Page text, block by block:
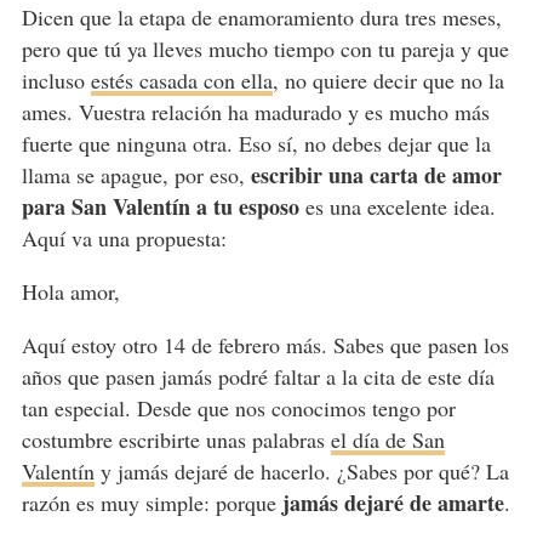
Dicen que la etapa de enamoramiento dura tres meses,
pero que tú ya lleves mucho tiempo con tu pareja y que
incluso estés casada con ella, no quiere decir que no la
ames. Vuestra relación ha madurado y es mucho más
fuerte que ninguna otra. Eso sí, no debes dejar que la
llama se apague, por eso, escribir una carta de amor
para San Valentín a tu esposoes una excelente idea.
Aquí va una propuesta:
Hola amor,
Aquí estoy otro 14 de febrero más. Sabes que pasen los
años que pasen jamás podré faltar a la cita de este día
tan especial. Desde que nos conocimos tengo por
costumbre escribirte unas palabras el día de San
Valentín y jamás dejaré de hacerlo. ¿Sabes por qué? La
razón es muy simple: porque jamás dejaré de amarte.